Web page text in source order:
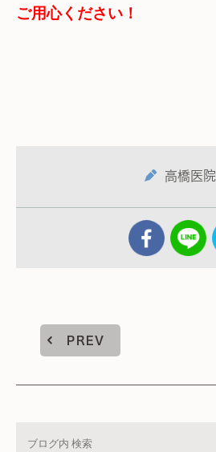
ご用心ください！
高橋医院
PREV